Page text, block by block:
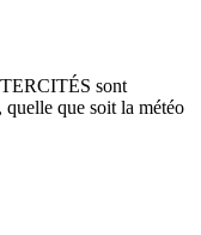
sont
quelle que soit la météo